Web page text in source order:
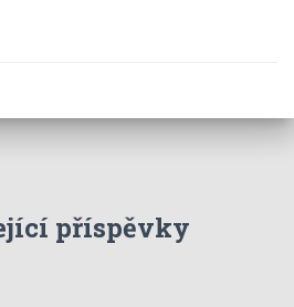
příspěvky